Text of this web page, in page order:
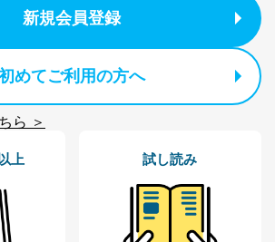
るご案内のため
の個
人事、総務などの雇用管理等のた
め
提携
託
ビス
購入商品配送のため
提携企業及びお客様がご購入され
サービス、キャンペーン等の広告
に関するご案内のため
当社のサービス利用状況の把握お
よびその分析のため
新規会員登録
めてご利用の方へ
ら ＞
上 試し読み